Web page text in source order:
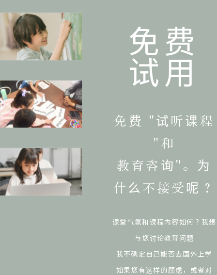
免费
试用
免费 "试听课程
"和
教育咨询"。 为
什么不接受呢？
课堂气氛和课程内容如何？ 我想
与您讨论教育问题
我不确定自己能否去国外上学
如果您有这样的顾虑，或者对